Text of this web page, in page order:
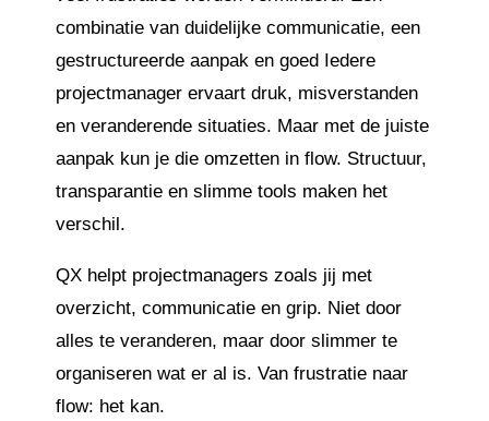
combinatie van duidelijke communicatie, een
gestructureerde aanpak en goed Iedere
projectmanager ervaart druk, misverstanden
en veranderende situaties. Maar met de juiste
aanpak kun je die omzetten in flow. Structuur,
transparantie en slimme tools maken het
verschil.
QX helpt projectmanagers zoals jij met
overzicht, communicatie en grip. Niet door
alles te veranderen, maar door slimmer te
organiseren wat er al is. Van frustratie naar
flow: het kan.